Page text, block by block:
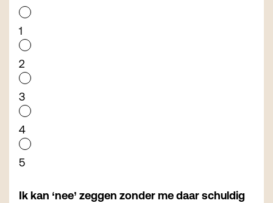
1
2
3
4
5
Ik kan ‘nee’ zeggen zonder me daar schuldig